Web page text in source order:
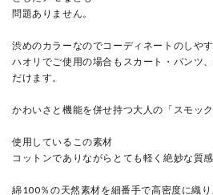
問題ありません。
渋めのカラーなのでコーディネートのしや
ハオリでご使用の場合もスカート・パンツ
だけます。
かわいさと機能を併せ持つ大人の「スモック
使用しているこの素材
コットンでありながらとても軽く絶妙な質感
綿100％の天然素材を細番手で高密度に織り